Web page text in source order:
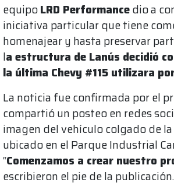
equipoLRD Performancedio a
iniciativa particular que tiene
homenajear y hasta preservar
la estructura de Lanús decidió
la última Chevy #115 utilizara
La noticia fue confirmada por el
compartió un posteo en redes
imagen del vehículo colgado de
ubicado en el Parque Industrial
“Comenzamos a crear nuestro
escribieron el pie de la publicación.